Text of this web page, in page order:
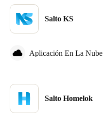
Salto KS
Aplicación En La Nube
Salto Homelok